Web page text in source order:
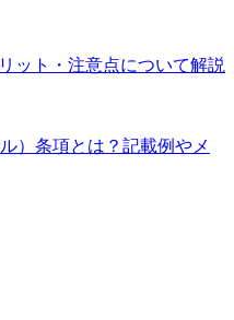
ット・注意点について解説
）条項とは？記載例やメ